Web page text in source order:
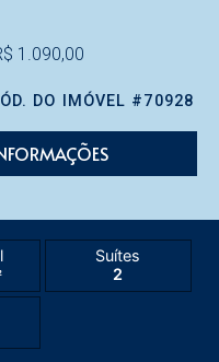
1.090,00
DO IMÓVEL #70928
Suítes
2